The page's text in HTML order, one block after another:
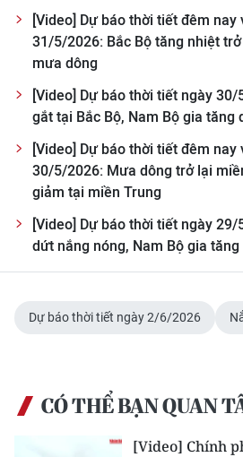
Chuyên trang Hà Nội
Chuyên trang TP. Hồ Chí Minh
CHUYÊN ĐỀ
CÁC CHUYÊN TRANG
VỀ BÁO NHÂN DÂN
THỜI NAY
NHÂN DÂN HẰNG THÁNG
ĐỌC BÁO IN
[Video] Dự báo thời tiết đêm
31/5/2026: Bắc Bộ tăng nhiệt
mưa dông
[Video] Dự báo thời tiết ngày
gắt tại Bắc Bộ, Nam Bộ gia tăng
[Video] Dự báo thời tiết đêm
30/5/2026: Mưa dông trở lại
giảm tại miền Trung
[Video] Dự báo thời tiết ngày
dứt nắng nóng, Nam Bộ gia
Dự báo thời tiết ngày 2/6/2026
CÓ THỂ BẠN QUAN
[Video] Chính